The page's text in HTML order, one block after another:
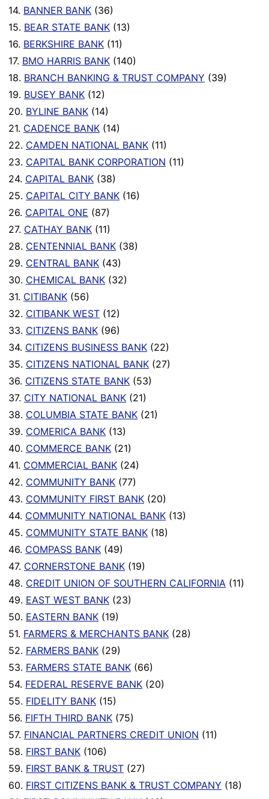
14. BANNER BANK (36)
15. BEAR STATE BANK (13)
16. BERKSHIRE BANK (11)
17. BMO HARRIS BANK (140)
18. BRANCH BANKING & TRUST COMPANY (39)
19. BUSEY BANK (12)
20. BYLINE BANK (14)
21. CADENCE BANK (14)
22. CAMDEN NATIONAL BANK (11)
23. CAPITAL BANK CORPORATION (11)
24. CAPITAL BANK (38)
25. CAPITAL CITY BANK (16)
26. CAPITAL ONE (87)
27. CATHAY BANK (11)
28. CENTENNIAL BANK (38)
29. CENTRAL BANK (43)
30. CHEMICAL BANK (32)
31. CITIBANK (56)
32. CITIBANK WEST (12)
33. CITIZENS BANK (96)
34. CITIZENS BUSINESS BANK (22)
35. CITIZENS NATIONAL BANK (27)
36. CITIZENS STATE BANK (53)
37. CITY NATIONAL BANK (21)
38. COLUMBIA STATE BANK (21)
39. COMERICA BANK (13)
40. COMMERCE BANK (21)
41. COMMERCIAL BANK (24)
42. COMMUNITY BANK (77)
43. COMMUNITY FIRST BANK (20)
44. COMMUNITY NATIONAL BANK (13)
45. COMMUNITY STATE BANK (18)
46. COMPASS BANK (49)
47. CORNERSTONE BANK (19)
48. CREDIT UNION OF SOUTHERN CALIFORNIA (11)
49. EAST WEST BANK (23)
50. EASTERN BANK (19)
51. FARMERS & MERCHANTS BANK (28)
52. FARMERS BANK (29)
53. FARMERS STATE BANK (66)
54. FEDERAL RESERVE BANK (20)
55. FIDELITY BANK (15)
56. FIFTH THIRD BANK (75)
57. FINANCIAL PARTNERS CREDIT UNION (11)
58. FIRST BANK (106)
59. FIRST BANK & TRUST (27)
60. FIRST CITIZENS BANK & TRUST COMPANY (18)